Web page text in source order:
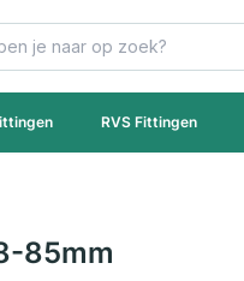
RVS Fittingen
85mm